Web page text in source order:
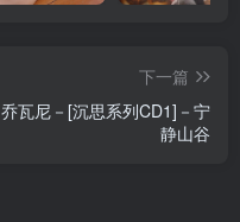
下一篇
乔瓦尼－[沉思系列CD1]－宁
静山谷